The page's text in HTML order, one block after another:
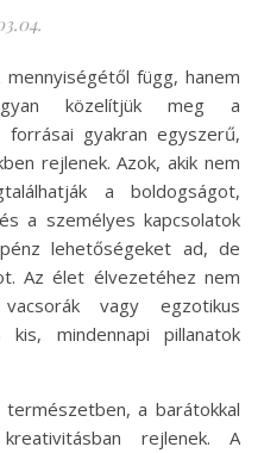
közelítjük meg a
forrásai gyakran egyszerű,
rejlenek. Azok, akik nem
a boldogságot,
a személyes kapcsolatok
lehetőségeket ad, de
Az élet élvezetéhez nem
vagy egzotikus
mindennapi pillanatok
a barátokkal
rejlenek. A